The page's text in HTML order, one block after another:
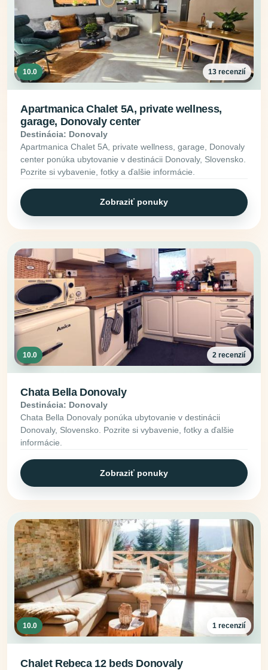
10.0 13 recenzií
Apartmanica Chalet 5A, private wellness,
garage, Donovaly center
Destinácia: Donovaly
Apartmanica Chalet 5A, private wellness, garage, Donovaly
center ponúka ubytovanie v destinácii Donovaly, Slovensko.
Pozrite si vybavenie, fotky a ďalšie informácie.
Zobraziť ponuky
10.0 2 recenzií
Chata Bella Donovaly
Destinácia: Donovaly
Chata Bella Donovaly ponúka ubytovanie v destinácii
Donovaly, Slovensko. Pozrite si vybavenie, fotky a ďalšie
informácie.
Zobraziť ponuky
10.0 1 recenzií
Chalet Rebeca 12 beds Donovaly